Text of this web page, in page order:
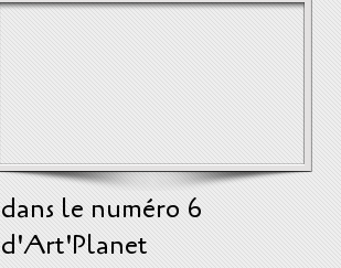
dans le numéro 6
d'Art'Planet